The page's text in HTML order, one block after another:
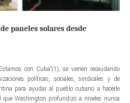
paneles solares desde
con Cuba”(1), se vienen recaudando
políticas, sociales, sindicales y de
para ayudar al pueblo cubano a hacerle
que Washington profundizó a niveles nunca